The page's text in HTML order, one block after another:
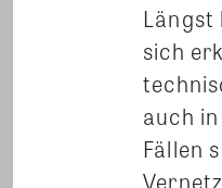
sich
auch
Fällen